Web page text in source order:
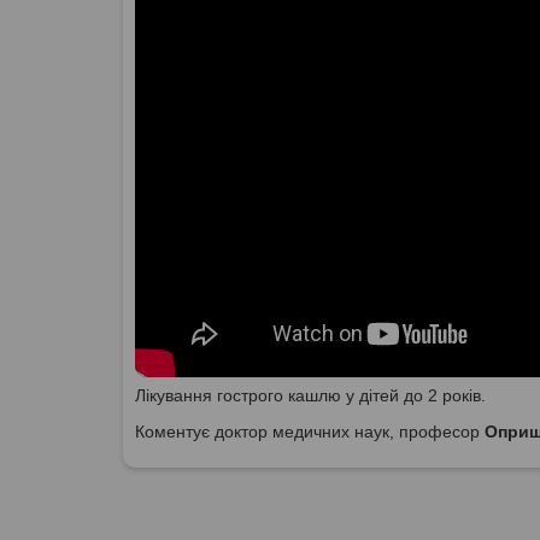
Лікування гострого кашлю у дітей до 2 років.
Коментує доктор медичних наук, професор